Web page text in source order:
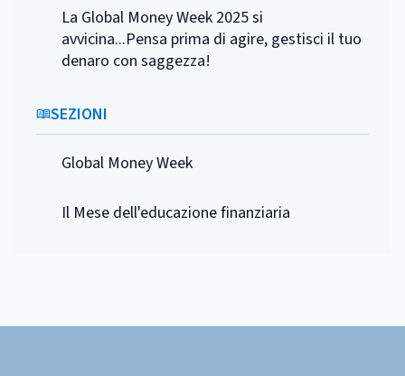
La Global Money Week 2025 si
avvicina...Pensa prima di agire, gestisci il tuo
denaro con saggezza!
SEZIONI
Global Money Week
Il Mese dell'educazione finanziaria